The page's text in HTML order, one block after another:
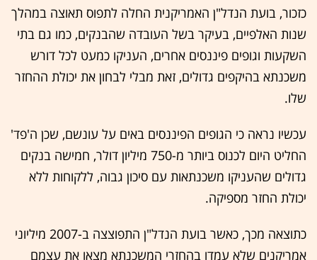
כזכור, בועת הנדל"ן האמריקנית החלה לתפוס תאוצה במהלך
שנות האלפיים, בעיקר בשל העובדה שהבנקים, כמו גם בתי
השקעות וגופים פיננסים אחרים, העניקו כמעט לכל דורש
משכנתא בהיקפים גדולים, זאת מבלי לבחון את יכולת ההחזר
שלו.
עכשיו נראה כי הגופים הפיננסים באים על עונשם, שכן ה'פד'
החליט היום לכנוס ביותר מ-750 מיליון דולר, חמישה בנקים
גדולים שהעניקו משכנתאות עם סיכון גבוה, ללקוחות ללא
יכולת החזר מספיקה.
כתוצאה מכך, כאשר בועת הנדל"ן התפוצצה ב-2007 מיליוני
אמריקנים שלא עמדו בהחזרי המשכנתא מצאו את עצמם